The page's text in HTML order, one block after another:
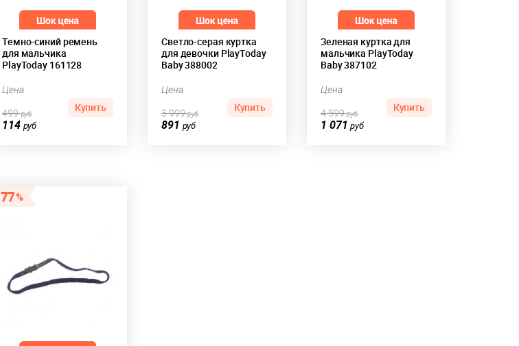
Темно-синий ремень
для мальчика
PlayToday 161128
Цена
114 руб
499руб Купить
Светло-серая куртка
для девочки PlayToday
Baby 388002
Цена
891 руб
3 999руб Купить
Зеленая куртка для
мальчика PlayToday
Baby 387102
Цена
1 071руб
4 599руб Купить
77